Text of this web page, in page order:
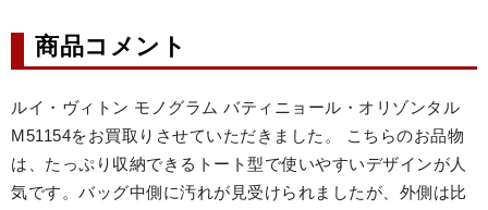
商品コメント
ルイ・ヴィトン モノグラム バティニョール・オリゾンタル
M51154をお買取りさせていただきました。 こちらのお品物
は、たっぷり収納できるトート型で使いやすいデザインが人
気です。バッグ中側に汚れが見受けられましたが、外側は比